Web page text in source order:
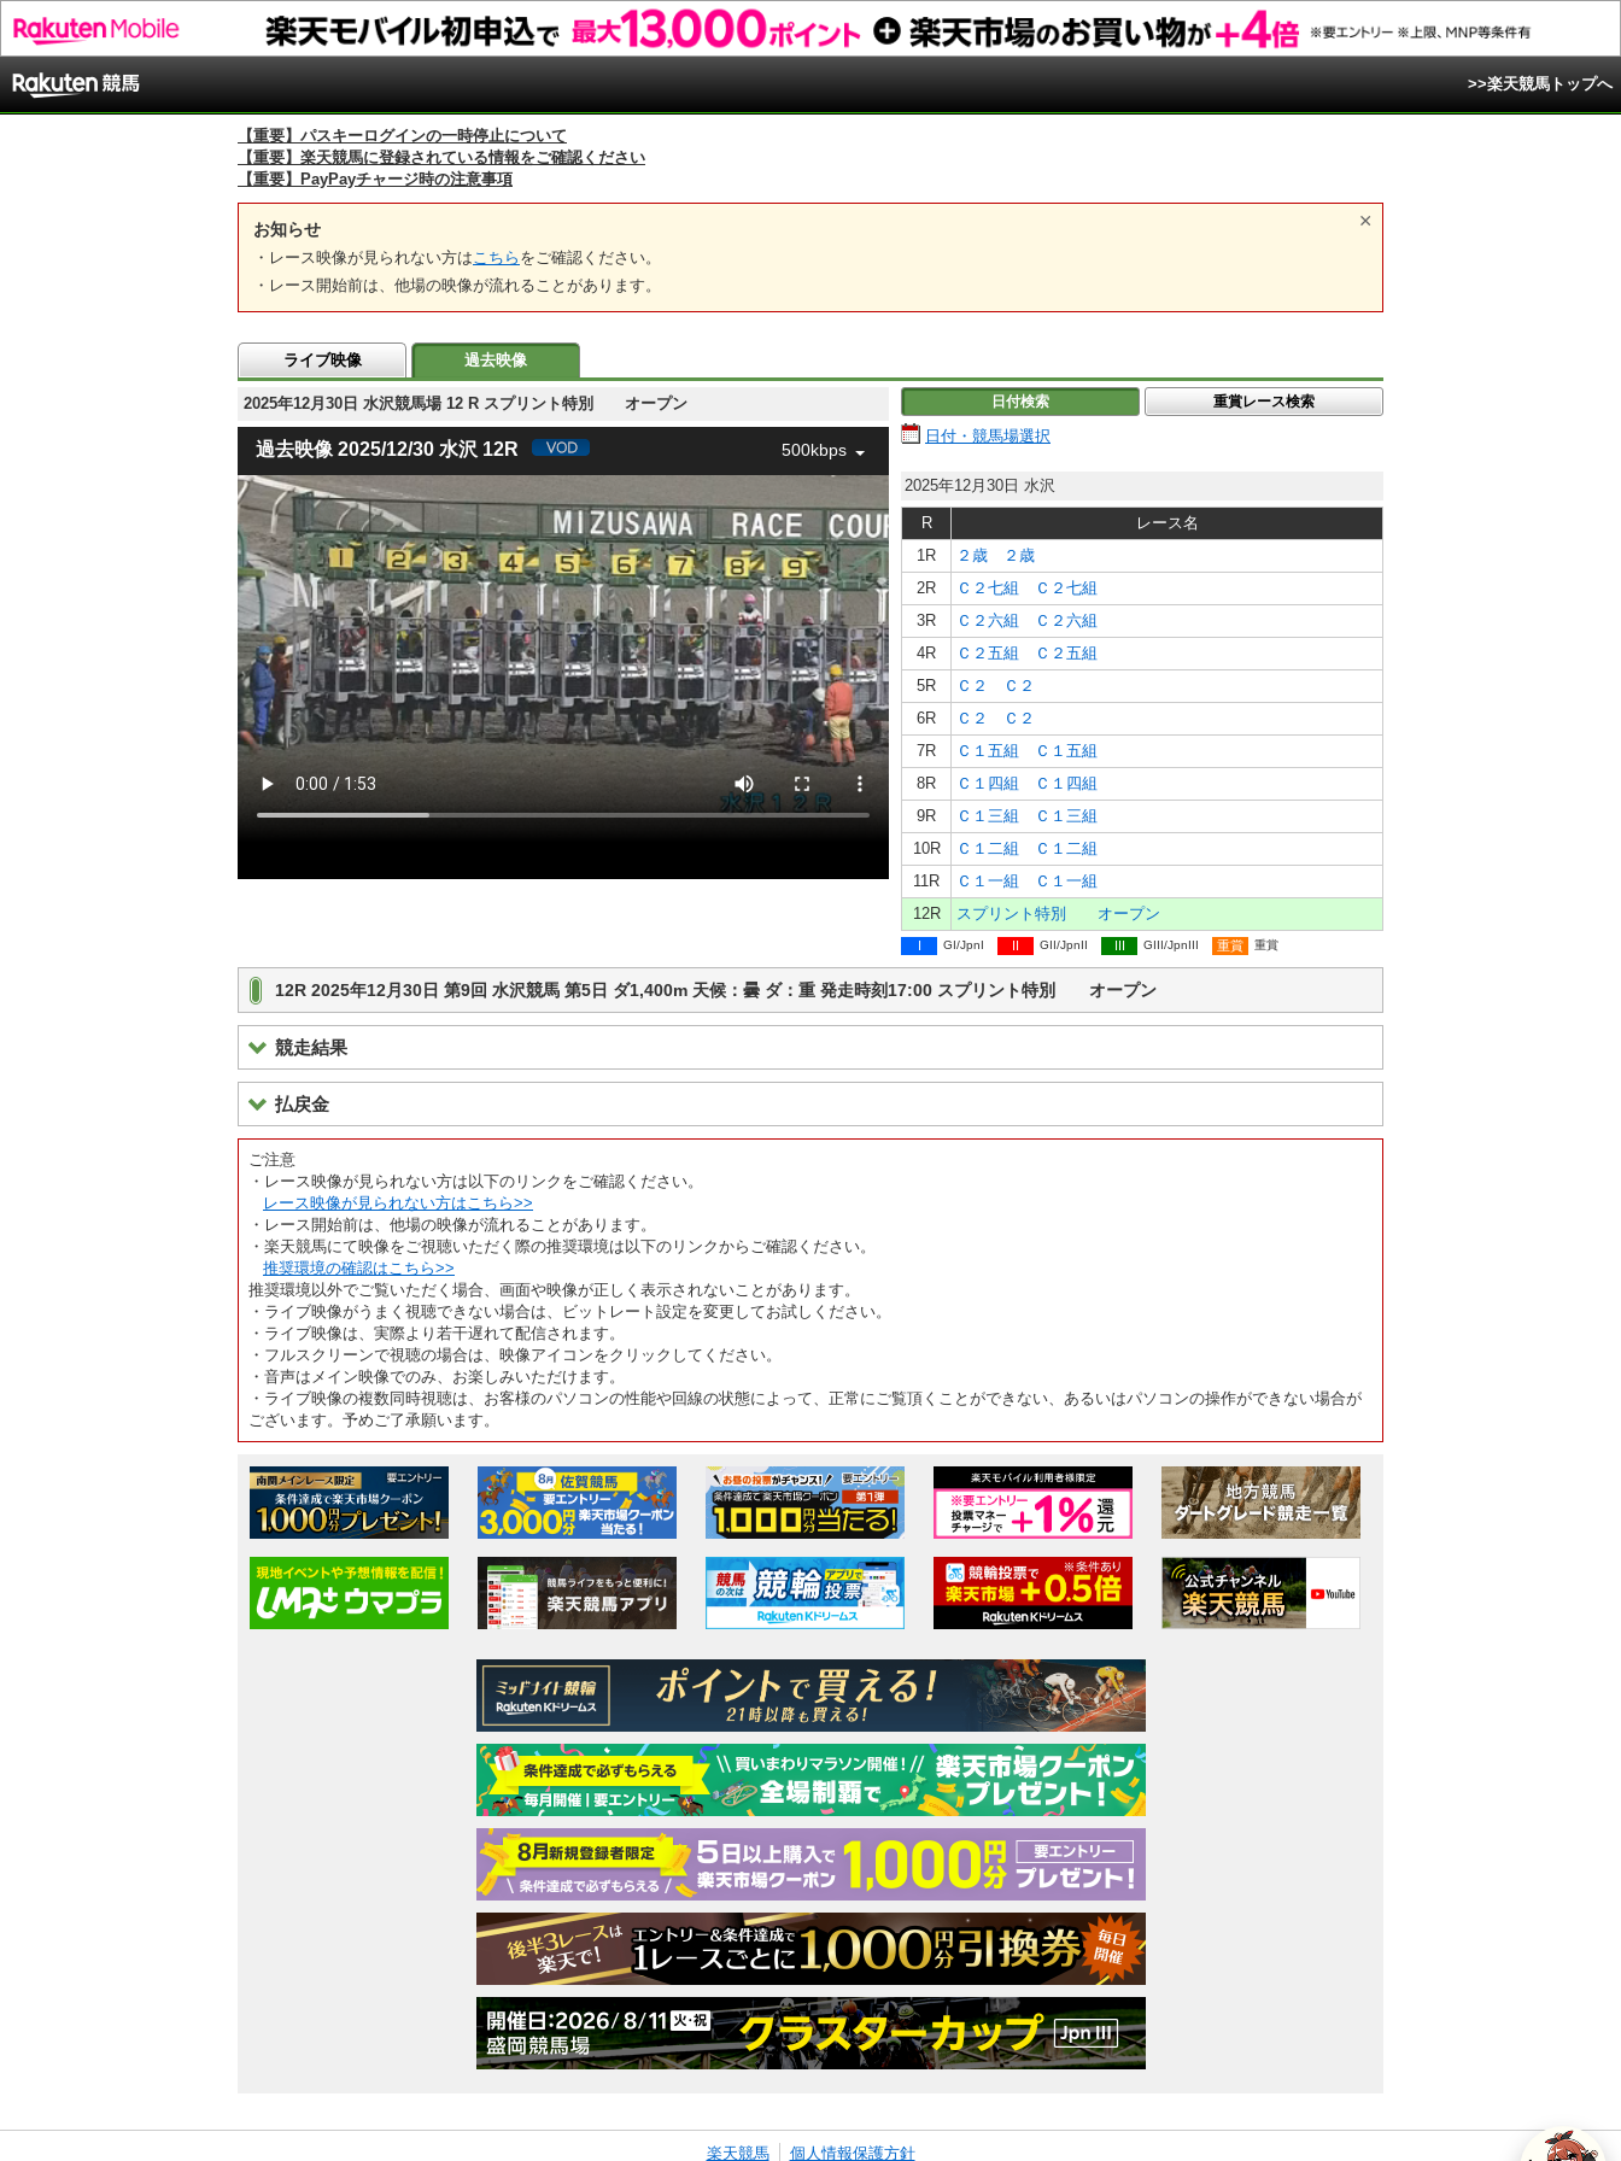
>>楽天競馬トップへ
【重要】パスキーログインの一時停止について
【重要】楽天競馬に登録されている情報をご確認ください
【重要】PayPayチャージ時の注意事項
お知らせ
・レース映像が見られない方は こちら をご確認ください。
・レース開始前は、他場の映像が流れることがあります。
ライブ映像 過去映像
2025年12月30日 水沢競馬場 12 R スプリント特別 オープン
過去映像 2025/12/30 水沢 12R 500kbps
日付検索 重賞レース検索
日付・競馬場選択
2025年12月30日 水沢
R
レース名
1R
２歳 ２歳
2R
Ｃ２七組 Ｃ２七組
3R
Ｃ２六組 Ｃ２六組
4R
Ｃ２五組 Ｃ２五組
5R
Ｃ２ Ｃ２
6R
Ｃ２ Ｃ２
7R
Ｃ１五組 Ｃ１五組
8R
Ｃ１四組 Ｃ１四組
9R
Ｃ１三組 Ｃ１三組
10R
Ｃ１二組 Ｃ１二組
11R
Ｃ１一組 Ｃ１一組
12R
スプリント特別 オープン
I GI/JpnI II GII/JpnII III GIII/JpnIII 重賞 重賞
12R 2025年12月30日 第9回 水沢競馬 第5日 ダ1,400m 天候：曇 ダ：重 発走時刻17:00 スプリント特別 オープン
競走結果
払戻金
ご注意
・レース映像が見られない方は以下のリンクをご確認ください。
レース映像が見られない方はこちら>>
・レース開始前は、他場の映像が流れることがあります。
・楽天競馬にて映像をご視聴いただく際の推奨環境は以下のリンクからご確認ください。
推奨環境の確認はこちら>>
推奨環境以外でご覧いただく場合、画面や映像が正しく表示されないことがあります。
・ライブ映像がうまく視聴できない場合は、ビットレート設定を変更してお試しください。
・ライブ映像は、実際より若干遅れて配信されます。
・フルスクリーンで視聴の場合は、映像アイコンをクリックしてください。
・音声はメイン映像でのみ、お楽しみいただけます。
・ライブ映像の複数同時視聴は、お客様のパソコンの性能や回線の状態によって、正常にご覧頂くことができない、あるいはパソコンの操作ができない場合が
ございます。予めご了承願います。
楽天競馬 個人情報保護方針